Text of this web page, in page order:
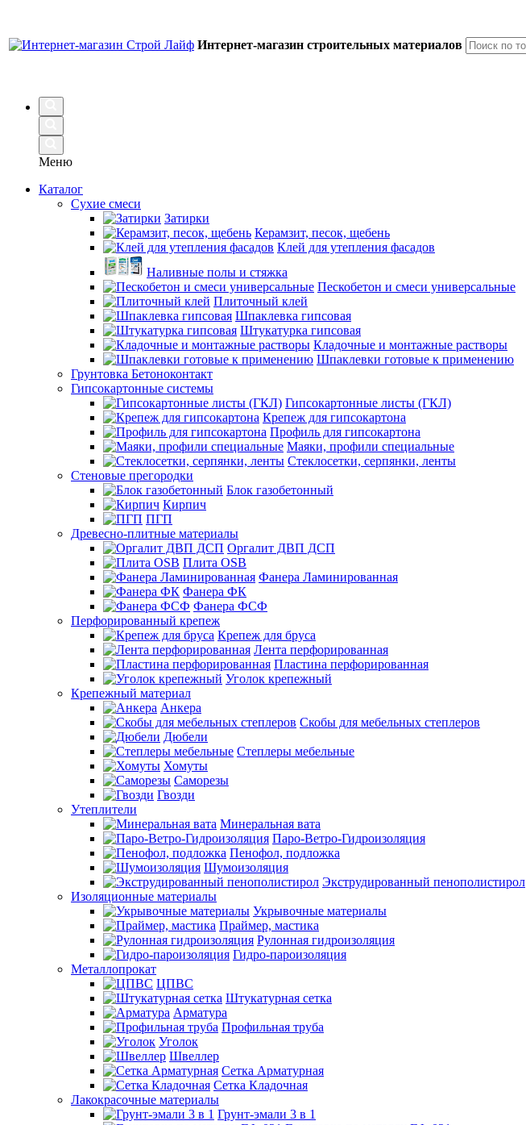
Интернет-магазин строительных материалов
Меню
Каталог
Сухие смеси
Затирки
Керамзит, песок, щебень
Клей для утепления фасадов
Наливные полы и стяжка
Пескобетон и смеси универсальные
Плиточный клей
Шпаклевка гипсовая
Штукатурка гипсовая
Кладочные и монтажные растворы
Шпаклевки готовые к применению
Грунтовка Бетоноконтакт
Гипсокартонные системы
Гипсокартонные листы (ГКЛ)
Крепеж для гипсокартона
Профиль для гипсокартона
Маяки, профили специальные
Стеклосетки, серпянки, ленты
Стеновые прегородки
Блок газобетонный
Кирпич
ПГП
Древесно-плитные материалы
Оргалит ДВП ДСП
Плита OSB
Фанера Ламинированная
Фанера ФК
Фанера ФСФ
Перфорированный крепеж
Крепеж для бруса
Лента перфорированная
Пластина перфорированная
Уголок крепежный
Крепежный материал
Анкера
Скобы для мебельных степлеров
Дюбели
Степлеры мебельные
Хомуты
Саморезы
Гвозди
Утеплители
Минеральная вата
Паро-Ветро-Гидроизоляция
Пенофол, подложка
Шумоизоляция
Экструдированный пенополистирол
Изоляционные материалы
Укрывочные материалы
Праймер, мастика
Рулонная гидроизоляция
Гидро-пароизоляция
Металлопрокат
ЦПВС
Штукатурная сетка
Арматура
Профильная труба
Уголок
Швеллер
Сетка Арматурная
Сетка Кладочная
Лакокрасочные материалы
Грунт-эмали 3 в 1